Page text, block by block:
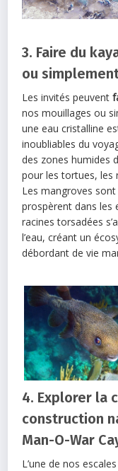
3. Faire du
ou
Les invités peuvent
nos mouillages ou
une eau cristalline
inoubliables du
des zones humides
pour les tortues, les
Les mangroves
prospèrent dans les
racines torsadées
l’eau, créant un
débordant de vie
4. Explorer la
construction
Man-O-War
L’une de nos